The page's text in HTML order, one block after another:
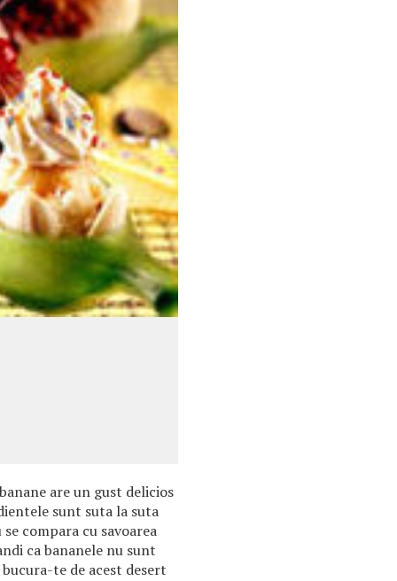
are un gust delicios
sunt suta la suta
compara cu savoarea
ca bananele nu sunt
te de acest desert